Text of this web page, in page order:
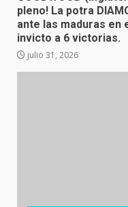
pleno! La potra
ante las maduras en
invicto a 6 victorias.
julio 31, 2026